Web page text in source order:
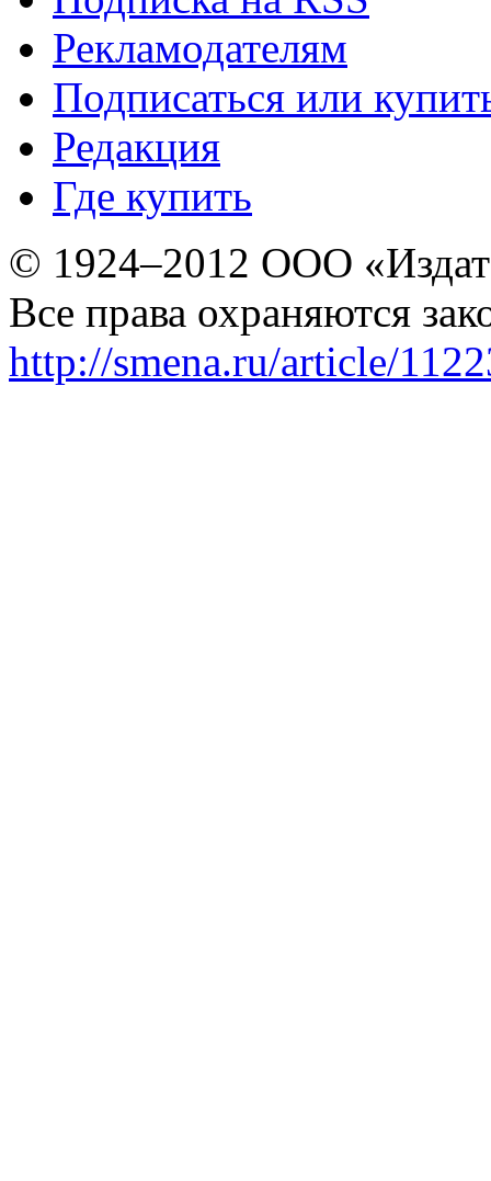
Рекламодателям
Подписаться или
Редакция
Где купить
© 1924–2012 ООО
Все права охраняются
http://smena.ru/article/